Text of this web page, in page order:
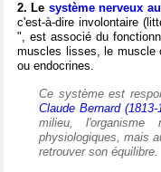
2. Le système nerveux
c'est-à-dire involontaire
", est associé du
muscles lisses, le muscle
ou endocrines.
Ce système est
Claude Bernard (1813-
milieu,
physiologiques, mais
retrouver son équilibre.